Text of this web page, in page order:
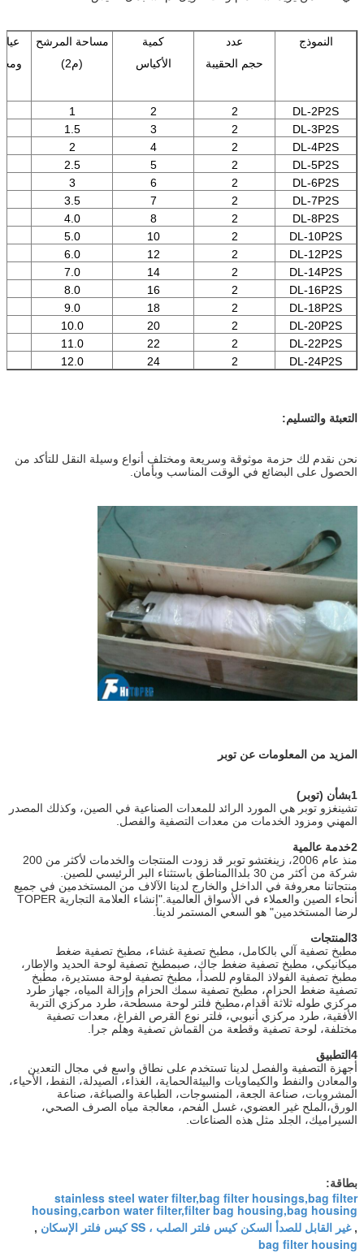
النموذج
عدد
حجم الحقيبة
كمية
الأكياس
مساحة المرشح
(م2)
DL-2P2S
2
2
1
DL-3P2S
2
3
1.5
DL-4P2S
2
4
2
DL-5P2S
2
5
2.5
DL-6P2S
2
6
3
DL-7P2S
2
7
3.5
DL-8P2S
2
8
4.0
DL-10P2S
2
10
5.0
DL-12P2S
2
12
6.0
DL-14P2S
2
14
7.0
DL-16P2S
2
16
8.0
DL-18P2S
2
18
9.0
DL-20P2S
2
20
10.0
DL-22P2S
2
22
11.0
DL-24P2S
2
24
12.0
التعبئة والتسليم:
نحن نقدم لك حزمة موثوقة وسريعة ومختلف أنواع وسيلة النقل للتأكد من
الحصول على البضائع في الوقت المناسب وبأمان.
المزيد من المعلومات عن توبر
1بشأن (توبر)
تشينغزو توبر هي المورد الرائد للمعدات الصناعية في الصين، وكذلك المصدر
المهني ومزود الخدمات من معدات التصفية والفصل.
2خدمة عالمية
منذ عام 2006، زينغتشو توبر قد زودت المنتجات والخدمات لأكثر من 200
شركة من أكثر من 30 بلدا
المناطق باستثناء البر الرئيسي للصين.
منتجاتنا معروفة في الداخل والخارج لدينا الآلاف من المستخدمين في جميع
أنحاء الصين والعملاء في الأسواق العالمية."إنشاء العلامة التجارية TOPER
لرضا المستخدمين" هو السعي المستمر لدينا.
3المنتجات
مطبخ تصفية آلي بالكامل، مطبخ تصفية غشاء، مطبخ تصفية ضغط
ميكانيكي، مطبخ تصفية ضغط جاك، صبمطبخ تصفية لوحة الحديد والإطار،
مطبخ تصفية الفولاذ المقاوم للصدأ، مطبخ تصفية لوحة مستديرة، مطبخ
تصفية ضغط الحزام، مطبخ تصفية سمك الحزام وإزالة المياه، جهاز طرد
مركزي طوله ثلاثة أقدام،مطبخ فلتر لوحة مسطحة، طرد مركزي التربة
الأفقية، طرد مركزي أنبوبي، فلتر نوع القرص الفراغ، معدات تصفية
مختلفة، لوحة تصفية وقطعة من القماش تصفية وهلم جرا.
4التطبيق
أجهزة التصفية والفصل لدينا تستخدم على نطاق واسع في مجال التعدين
والمعادن والنفط والكيماويات والبيئةالحماية، الغذاء، الصيدلة، النفط، الأحياء،
المشروبات، صناعة الجعة، المنسوجات، الطباعة والصباغة، صناعة
الورق،الملح غير العضوي، غسل الفحم، معالجة مياه الصرف الصحي،
السيراميك، الجلد مثل هذه الصناعات.
بطاقة:
stainless steel water filter,bag filter housings,bag filter
housing,carbon water filter,filter bag housing,bag housing
,غير القابل للصدأ السكن كيس فلتر الصلب ، SS كيس فلتر الإسكان ,
bag filter housing